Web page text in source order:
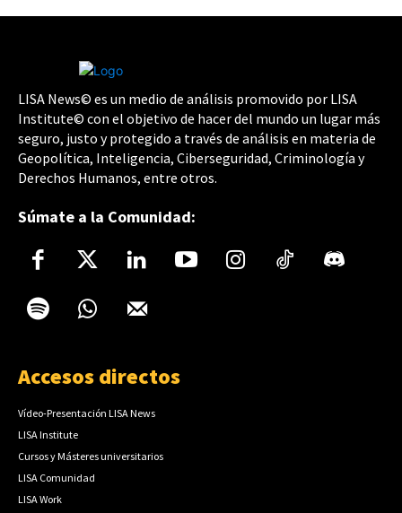
LISA News© es un medio de análisis promovido por LISA
Institute© con el objetivo de hacer del mundo un lugar más
seguro, justo y protegido a través de análisis en materia de
Geopolítica, Inteligencia, Ciberseguridad, Criminología y
Derechos Humanos, entre otros.
Súmate a la Comunidad:
Accesos directos
Vídeo-Presentación LISA News
LISA Institute
Cursos y Másteres universitarios
LISA Comunidad
LISA Work